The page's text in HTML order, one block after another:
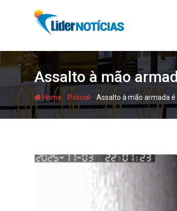
Assalto à mão
Home - Policial -Assalto à mão armada